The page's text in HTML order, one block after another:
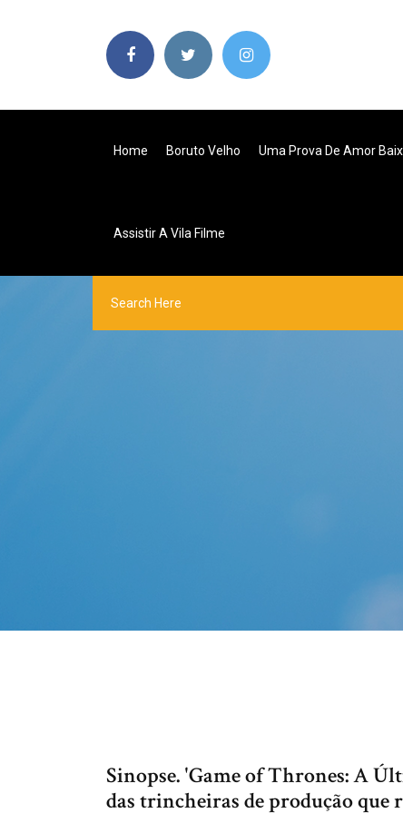
Home Boruto Velho Uma Prova De Amor
Assistir A Vila Filme
Sinopse. 'Game of Thrones: A
das trincheiras de produção que